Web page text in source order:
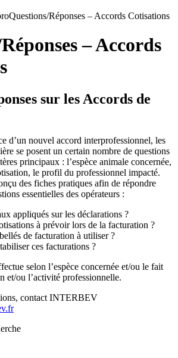
Questions/Réponses – Accords Cotisations
– Accords
sur les Accords de
d’un nouvel accord interprofessionnel, les
se posent un certain nombre de questions
principaux : l’espèce animale concernée,
le profil du professionnel impacté.
des fiches pratiques afin de répondre
essentielles des opérateurs :
appliqués sur les déclarations ?
à prévoir lors de la facturation ?
de facturation à utiliser ?
ces facturations ?
selon l’espèce concernée et/ou le fait
et/ou l’activité professionnelle.
contact INTERBEV